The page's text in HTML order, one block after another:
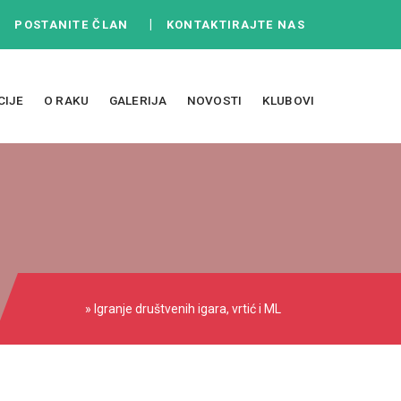
POSTANITE ČLAN KONTAKTIRAJTE NAS
O RAKU GALERIJA NOVOSTI KLUBOVI
» Igranje društvenih igara, vrtić i ML